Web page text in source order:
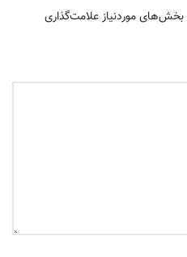
بخش‌های موردنیاز علامت‌گذاری